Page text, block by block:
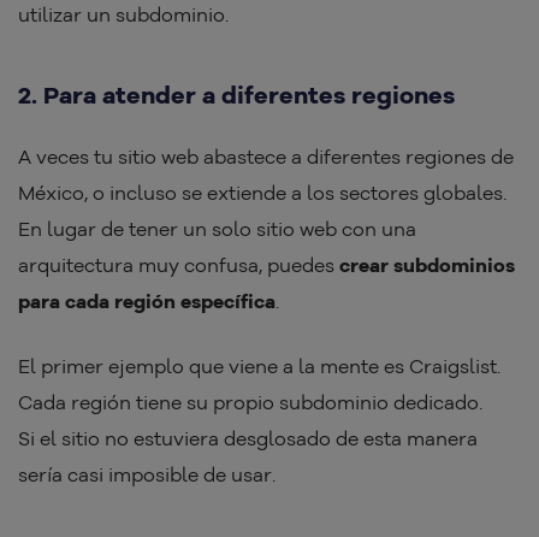
utilizar un subdominio.
2. Para atender a diferentes regiones
A veces tu sitio web abastece a diferentes regiones de
México, o incluso se extiende a los sectores globales.
En lugar de tener un solo sitio web con una
arquitectura muy confusa, puedes crear subdominios
para cada región específica
El primer ejemplo que viene a la mente es Craigslist.
Cada región tiene su propio subdominio dedicado.
Si el sitio no estuviera desglosado de esta manera
sería casi imposible de usar.